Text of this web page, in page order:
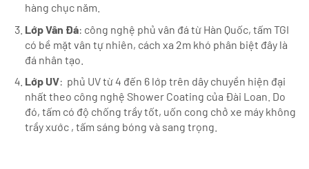
hàng chục năm.
Lớp Vân Đá: công nghệ phủ vân đá từ Hàn Quốc, tấm TGI
có bề mặt vân tự nhiên, cách xa 2m khó phân biệt đây là
đá nhân tạo.
Lớp UV: phủ UV từ 4 đến 6 lớp trên dây chuyền hiện đại
nhất theo công nghệ Shower Coating của Đài Loan. Do
đó, tấm có độ chống trầy tốt, uốn cong chở xe máy không
trầy xước , tấm sáng bóng và sang trọng.